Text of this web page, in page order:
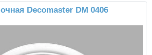
Decomaster DM 0406